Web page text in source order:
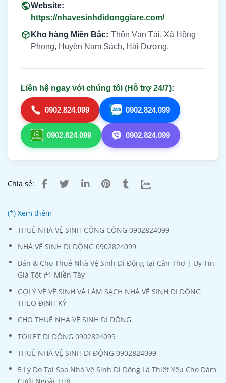
Website:
https://nhavesinhdidonggiare.com/
Kho hàng Miền Bắc: Thôn Vạn Tải, Xã Hồng
Phong, Huyện Nam Sách, Hải Dương.
Liên hệ ngay với chúng tôi (Hỗ trợ 24/7):
0902.824.099 0902.824.099
0902.824.099 0902.824.099
Chia sẻ:
(*) Xem thêm
THUÊ NHÀ VỆ SINH CÔNG CỘNG 0902824099
NHÀ VỆ SINH DI ĐỘNG 0902824099
Bán & Cho Thuê Nhà Vệ Sinh Di Động tại Cần Thơ | Uy Tín,
Giá Tốt #1 Miền Tây
GỢI Ý VỀ VỆ SINH VÀ LÀM SẠCH NHÀ VỆ SINH DI ĐỘNG
THEO ĐỊNH KỲ
CHO THUÊ NHÀ VỆ SINH DI ĐỘNG
TOILET DI ĐỘNG 0902824099
THUÊ NHÀ VỆ SINH DI ĐỘNG 0902824099
5 Lý Do Tại Sao Nhà Vệ Sinh Di Động Là Thiết Yếu Cho Đám